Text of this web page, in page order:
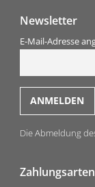
Newsletter
E-Mail-Adresse
Die Abmeldung
Zahlungsarten